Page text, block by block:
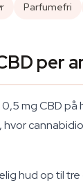
Parfumefri
per
mg CBD
hud op til